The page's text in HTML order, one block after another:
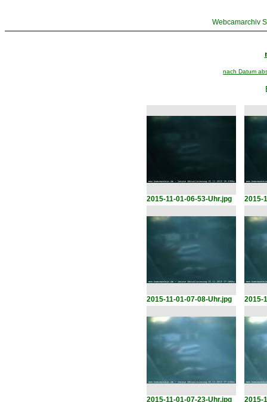
Webcamarchiv
nach Datum
2015-11-01-06-53-Uhr.jpg 2015-
2015-11-01-07-08-Uhr.jpg 2015-
2015-11-01-07-23-Uhr.jpg 2015-